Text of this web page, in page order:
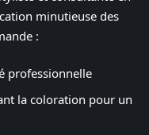
minutieuse des
:
professionnelle
la coloration pour un